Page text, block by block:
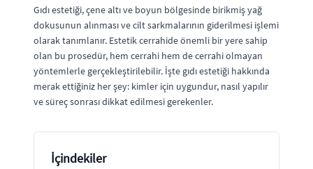
Gıdı estetiği, çene altı ve boyun bölgesinde birikmiş yağ
dokusunun alınması ve cilt sarkmalarının giderilmesi işlemi
olarak tanımlanır. Estetik cerrahide önemli bir yere sahip
olan bu prosedür, hem cerrahi hem de cerrahi olmayan
yöntemlerle gerçekleştirilebilir. İşte gıdı estetiği hakkında
merak ettiğiniz her şey: kimler için uygundur, nasıl yapılır
ve süreç sonrası dikkat edilmesi gerekenler.
İçindekiler